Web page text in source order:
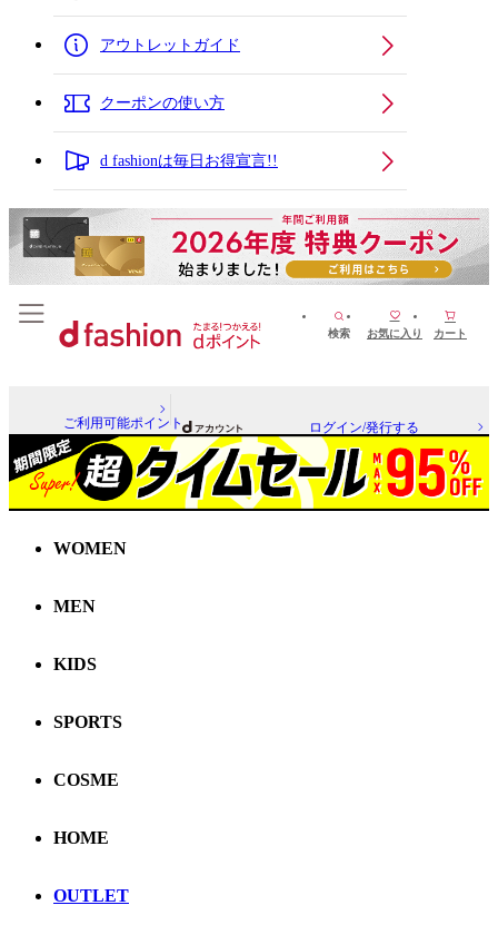
アウトレットガイド
クーポンの使い方
d fashionは毎日お得宣言!!
検索 お気に入り カート
ご利用可能ポイント ログイン/発行する
WOMEN
MEN
KIDS
SPORTS
COSME
HOME
OUTLET